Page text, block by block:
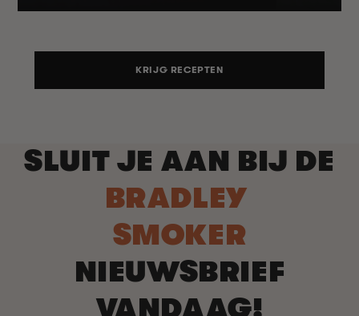
KRIJG RECEPTEN
SLUIT JE AAN BIJ DE
BRADLEY
SMOKER
NIEUWSBRIEF
VANDAAG!